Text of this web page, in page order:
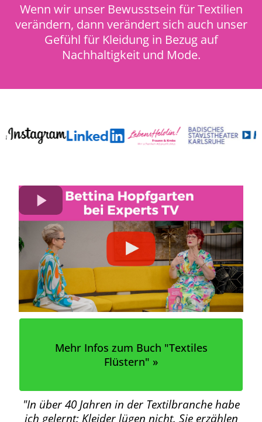
Wenn wir unser Bewusstsein für Textilien
verändern, dann verändert sich auch unser
Gefühl für Kleidung in Bezug auf
Nachhaltigkeit und Mode.
Mehr Infos zum Buch "Textiles
Flüstern" »
"In über 40 Jahren in der Textilbranche habe
ich gelernt: Kleider lügen nicht. Sie erzählen